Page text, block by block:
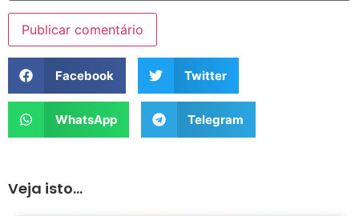
Facebook Twitter
WhatsApp Telegram
Veja isto...